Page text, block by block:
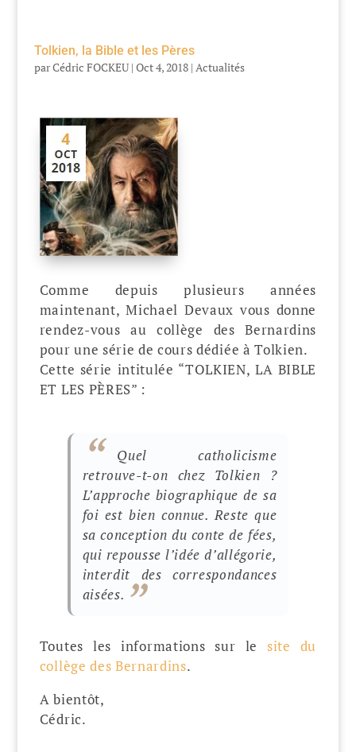
Tolkien, la Bible et les Pères
parCédric FOCKEU| Oct 4, 2018| Actualités
Comme depuis plusieurs années
maintenant, Michael Devaux vous donne
rendez-vous au collège des Bernardins
pour une série de cours dédiée à Tolkien.
Cette série intitulée “TOLKIEN, LA BIBLE
ET LES PÈRES” :
Quel catholicisme
retrouve-t-on chez Tolkien ?
L’approche biographique de sa
foi est bien connue. Reste que
sa conception du conte de fées,
qui repousse l’idée d’allégorie,
interdit des correspondances
aisées.
Toutes les informations sur le site du
collège des Bernardins.
A bientôt,
Cédric.